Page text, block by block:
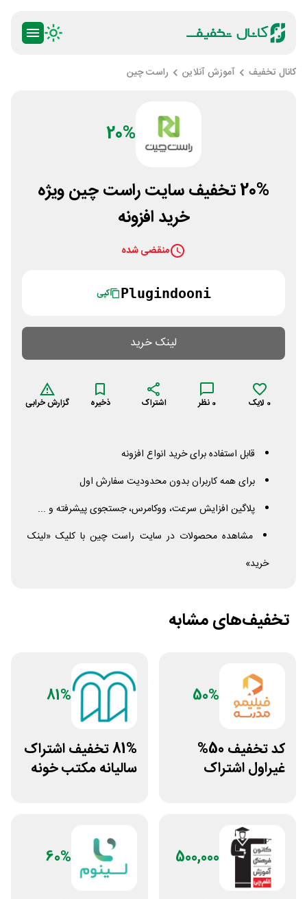
کانال تخفیف آموزش آنلاین راست چین
20%
20% تخفیف سایت راست چین ویژه
خرید افزونه
منقضی شده
Plugindooni کپی
لینک خرید
0 لایک 0 نظر اشتراک ذخیره گزارش خرابی
قابل استفاده برای خرید انواع افزونه
برای همه کاربران بدون محدودیت سفارش اول
پلاگین افزایش سرعت، ووکامرس، جستجوی پیشرفته و ...
مشاهده محصولات در سایت راست چین با کلیک «لینک
خرید»
تخفیف‌های مشابه
50%
کد تخفیف 50%
غیراول اشتراک
81%
81% تخفیف اشتراک
سالیانه مکتب خونه
500,000
60%